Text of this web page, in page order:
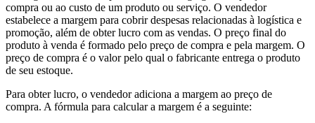
compra ou ao custo de um produto ou serviço. O vendedor
estabelece a margem para cobrir despesas relacionadas à logística e
promoção, além de obter lucro com as vendas. O preço final do
produto à venda é formado pelo preço de compra e pela margem. O
preço de compra é o valor pelo qual o fabricante entrega o produto
de seu estoque.
Para obter lucro, o vendedor adiciona a margem ao preço de
compra. A fórmula para calcular a margem é a seguinte: